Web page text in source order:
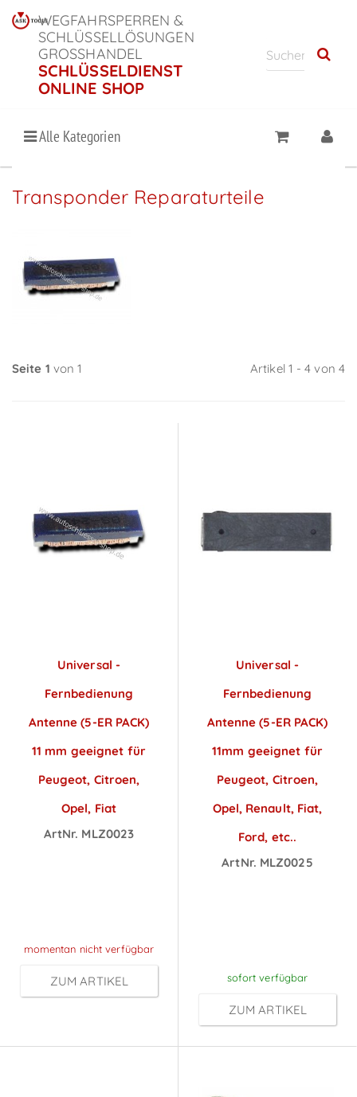
WEGFAHRSPERREN &
SCHLÜSSELLÖSUNGEN
GROSSHANDEL
SCHLÜSSELDIENST
ONLINE SHOP
Alle Kategorien
Transponder Reparaturteile
Seite 1 von 1 Artikel 1 - 4 von 4
Universal -
Fernbedienung
Antenne (5-ER PACK)
11 mm geeignet für
Peugeot, Citroen,
Opel, Fiat
ArtNr. MLZ0023
momentan nicht verfügbar
ZUM ARTIKEL
Universal -
Fernbedienung
Antenne (5-ER PACK)
11mm geeignet für
Peugeot, Citroen,
Opel, Renault, Fiat,
Ford, etc..
ArtNr. MLZ0025
sofort verfügbar
ZUM ARTIKEL